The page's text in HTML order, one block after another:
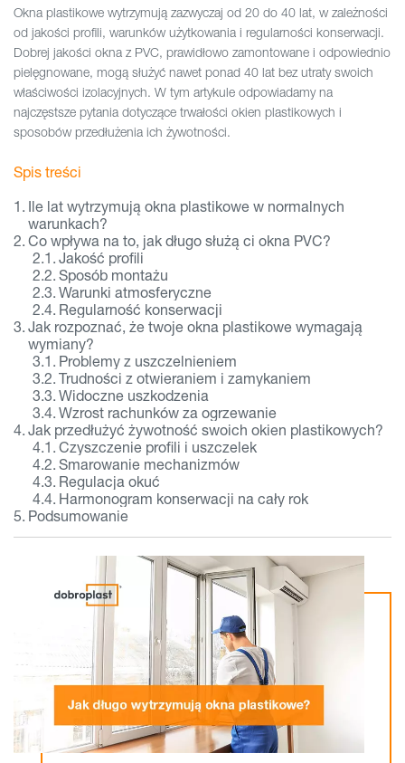
Okna plastikowe wytrzymują zazwyczaj od 20 do 40 lat, w zależności
od jakości profili, warunków użytkowania i regularności konserwacji.
Dobrej jakości okna z PVC, prawidłowo zamontowane i odpowiednio
pielęgnowane, mogą służyć nawet ponad 40 lat bez utraty swoich
właściwości izolacyjnych. W tym artykule odpowiadamy na
najczęstsze pytania dotyczące trwałości okien plastikowych i
sposobów przedłużenia ich żywotności.
Spis treści
Ile lat wytrzymują okna plastikowe w normalnych
warunkach?
Co wpływa na to, jak długo służą ci okna PVC?
Jakość profili
Sposób montażu
Warunki atmosferyczne
Regularność konserwacji
Jak rozpoznać, że twoje okna plastikowe wymagają
wymiany?
Problemy z uszczelnieniem
Trudności z otwieraniem i zamykaniem
Widoczne uszkodzenia
Wzrost rachunków za ogrzewanie
Jak przedłużyć żywotność swoich okien plastikowych?
Czyszczenie profili i uszczelek
Smarowanie mechanizmów
Regulacja okuć
Harmonogram konserwacji na cały rok
Podsumowanie